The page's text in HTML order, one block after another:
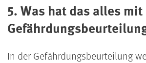
5. Was hat das alles
In der Gefährdungsbeurteilung